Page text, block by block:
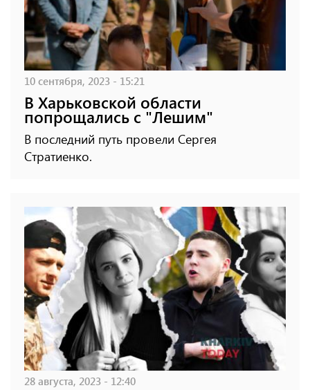
10 сентября, 2023 - 15:21
В Харьковской области
попрощались с "Лешим"
В последний путь провели Сергея
Стратиенко.
28 августа, 2023 - 12:40